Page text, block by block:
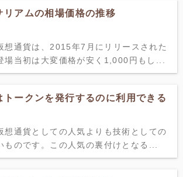
リアムの相場価格の推移
想通貨は、2015年7月にリリースされた
場当初は大変価格が安く1,000円もし...
トークンを発行するのに利用できる
想通貨としての人気よりも技術としての
ものです。この人気の裏付けとなる...